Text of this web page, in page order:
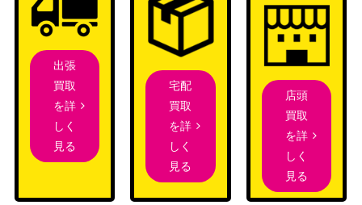
奇跡の魔導剣士（QCSE/
25th）【AGOV-JP045】
コナミ
（AGE OF
OVERLORD）
1,600
樹冠の甲帝ベアグラム
（PSE）【PHHY-JP02
コナミ
（PHOTON
HYPERNOVA）
200
クリスタルクリアウィン
グ・オーバー・シンク
ロ・ドラゴン（QCSE/25
th）【SUDA-JP039】
コナミ
（SUPREME
DARKNESS）
1,200
出張
買取
を詳
しく
見る
宅配
買取
を詳
しく
見る
店頭
買取
を詳
しく
見る